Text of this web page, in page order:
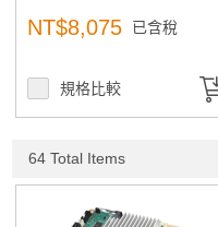
邊緣運算、醫療影像應用
NT$8,075 已含稅
規格比較
64 Total Items